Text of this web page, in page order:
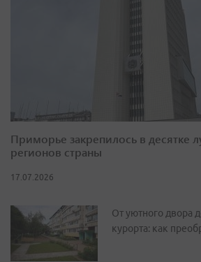
Приморье закрепилось в десятке
регионов страны
17.07.2026
От уютного двора
курорта: как